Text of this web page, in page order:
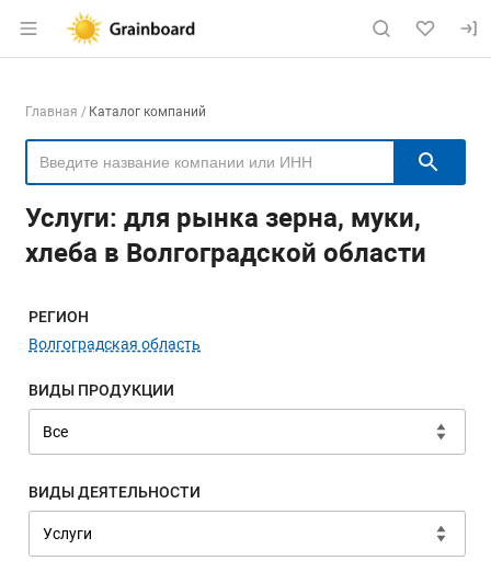
Раздел навигации по сайту
Навигация по компаниям
Главная Каталог компаний
Услуги: для рынка зерна, муки,
хлеба в Волгоградской области
Меню навигации
РЕГИОН
Волгоградская область
ВИДЫ ПРОДУКЦИИ
ВИДЫ ДЕЯТЕЛЬНОСТИ